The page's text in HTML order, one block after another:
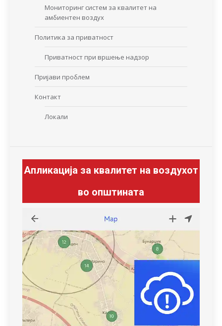
Мониторинг систем за квалитет на
амбиентен воздух
Политика за приватност
Приватност при вршење надзор
Пријави проблем
Контакт
Локали
Апликација за квалитет на воздухот
во општината